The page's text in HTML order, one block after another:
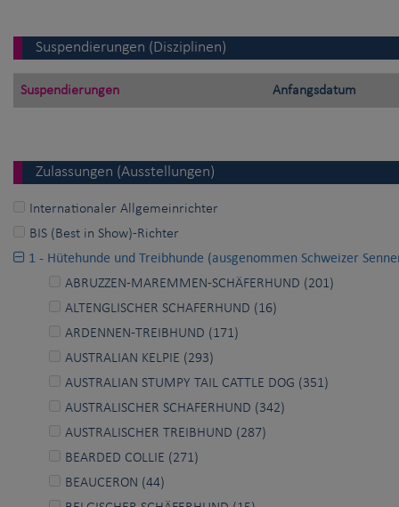
Suspendierungen (Disziplinen)
Suspendierungen Anfangsdatum
Zulassungen (Ausstellungen)
Internationaler Allgemeinrichter
BIS (Best in Show)-Richter
1 - Hütehunde und Treibhunde (ausgenommen Schweizer
ABRUZZEN-MAREMMEN-SCHÄFERHUND (201)
ALTENGLISCHER SCHAFERHUND (16)
ARDENNEN-TREIBHUND (171)
AUSTRALIAN KELPIE (293)
AUSTRALIAN STUMPY TAIL CATTLE DOG (351)
AUSTRALISCHER SCHAFERHUND (342)
AUSTRALISCHER TREIBHUND (287)
BEARDED COLLIE (271)
BEAUCERON (44)